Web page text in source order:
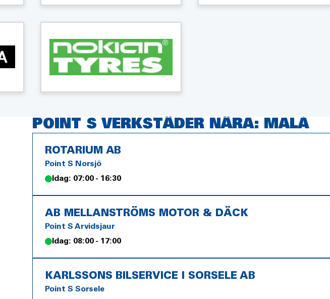
POINT S VERKSTÄDER NÄRA: MALÅ
ROTARIUM AB
Point S Norsjö
Idag: 07:00 - 16:30
AB MELLANSTRÖMS MOTOR & DÄCK
Point S Arvidsjaur
Idag: 08:00 - 17:00
KARLSSONS BILSERVICE I SORSELE AB
Point S Sorsele